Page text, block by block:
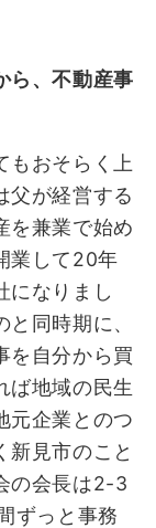
、不動産事
もおそらく上
父が経営する
を兼業で始め
業して20年
になりまし
同時期に、
を自分から買
ば地域の民生
元企業とのつ
新見市のこと
の会長は2-3
ずっと事務